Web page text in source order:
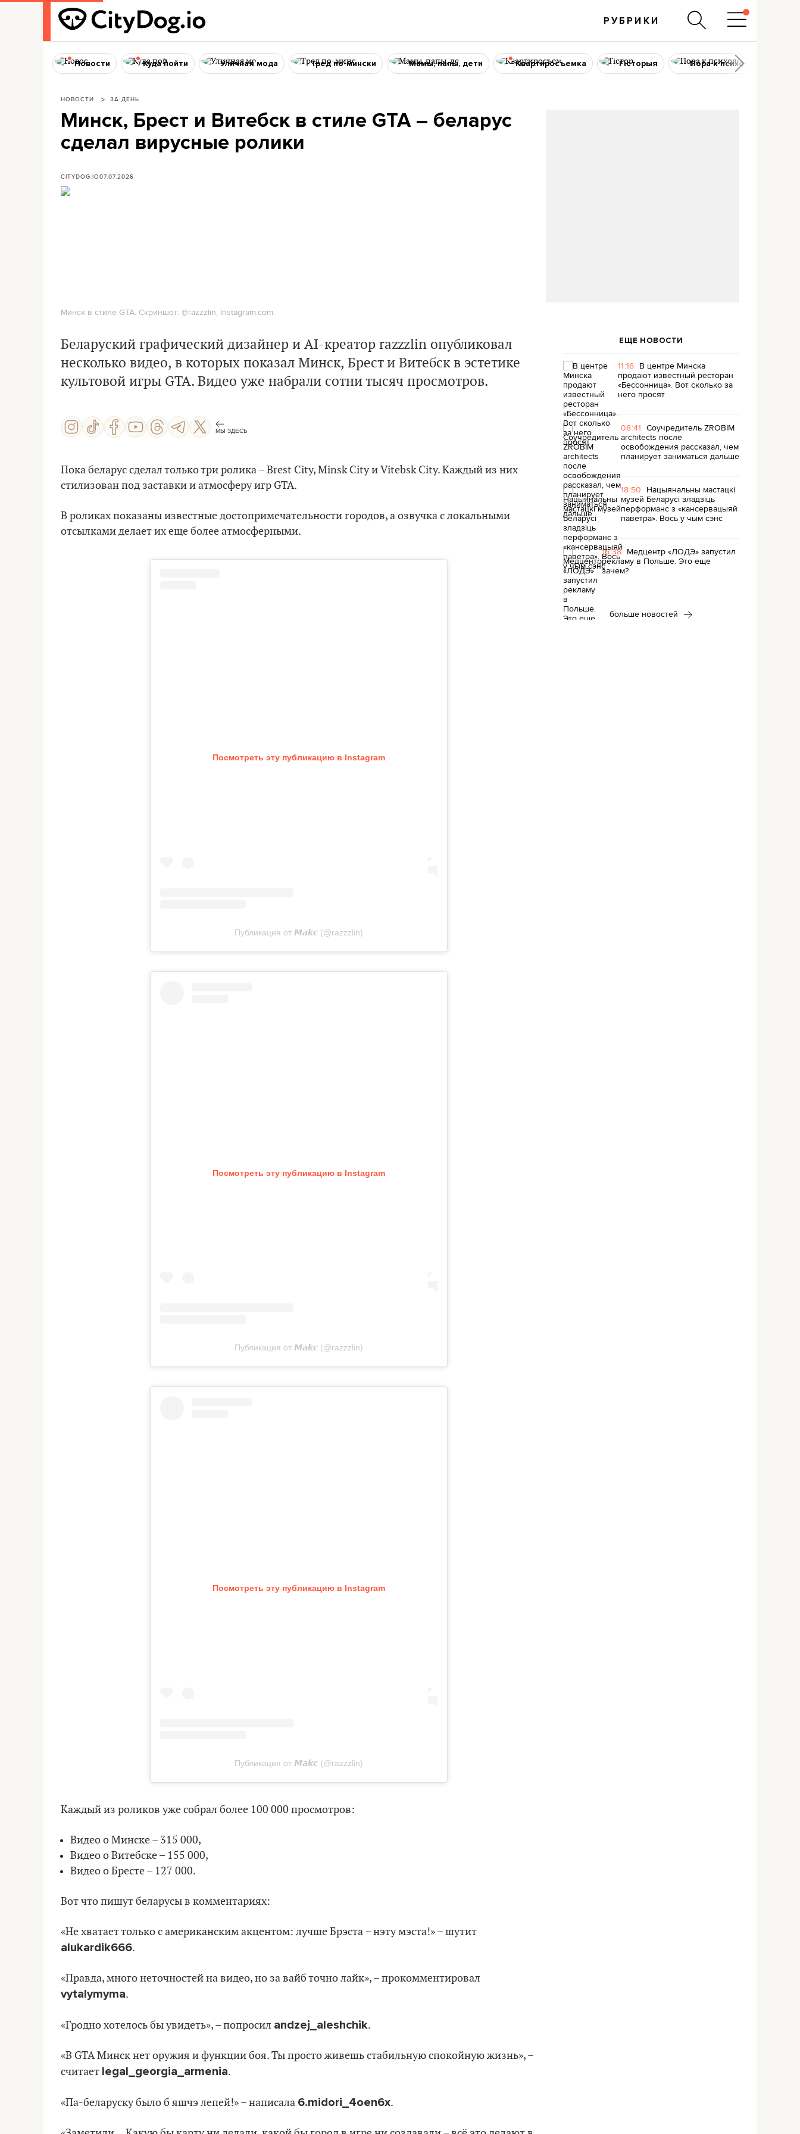
РУБРИКИ
Новости Куда пойти Уличная мода Тред по-мински Мамы, папы, дети Квартиросъемка Гісторыя Пора к психологу
НОВОСТИ ЗА ДЕНЬ
Минск, Брест и Витебск в стиле GTA – беларус
сделал вирусные ролики
CITYDOG.IO07.07.2026
Минск в стиле GTA. Скриншот: @razzzlin, Instagram.com.
Беларуский графический дизайнер и AI-креатор razzzlin опубликовал
несколько видео, в которых показал Минск, Брест и Витебск в эстетике
культовой игры GTA. Видео уже набрали сотни тысяч просмотров.
МЫ ЗДЕСЬ
Пока беларус сделал только три ролика – Brest City, Minsk City и Vitebsk City. Каждый из них
стилизован под заставки и атмосферу игр GTA.
В роликах показаны известные достопримечательности городов, а озвучка с локальными
отсылками делает их еще более атмосферными.
Посмотреть эту публикацию в Instagram
Публикация от 𝙈𝙖𝙠𝙘 (@razzzlin)
Посмотреть эту публикацию в Instagram
Публикация от 𝙈𝙖𝙠𝙘 (@razzzlin)
Посмотреть эту публикацию в Instagram
Публикация от 𝙈𝙖𝙠𝙘 (@razzzlin)
Каждый из роликов уже собрал более 100 000 просмотров:
Видео о Минске – 315 000,
Видео о Витебске – 155 000,
Видео о Бресте – 127 000.
Вот что пишут беларусы в комментариях:
«Не хватает только с американским акцентом: лучше Брэста – нэту мэста!» – шутит
alukardik666.
«Правда, много неточностей на видео, но за вайб точно лайк», – прокомментировал
vytalymyma.
«Гродно хотелось бы увидеть», – попросил andzej_aleshchik.
«В GTA Минск нет оружия и функции боя. Ты просто живешь стабильную спокойную жизнь», –
считает legal_georgia_armenia.
«Па-беларуску было б яшчэ лепей!» – написала 6.midori_4oen6x.
ЕЩЕ НОВОСТИ
11:16 В центре Минска
продают известный ресторан
«Бессонница». Вот сколько за
него просят
08:41 Соучредитель ZROBIM
architects после
освобождения рассказал, чем
планирует заниматься дальше
18:50 Нацыянальны мастацкі
музей Беларусі зладзіць
перформанс з «кансервацыяй
паветра». Вось у чым сэнс
16:38 Медцентр «ЛОДЭ» запустил
рекламу в Польше. Это еще
зачем?
больше новостей